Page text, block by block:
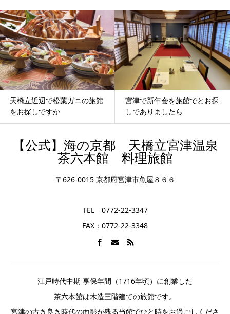
宮津で新年会を旅館でとお探
しでありましたら
天橋立で料理の美味しい旅
【公式】海の京都 天橋立宮津温泉
茶六本館 料理旅館
〒626-0015 京都府宮津市魚屋８６６
TEL 0772-22-3347
FAX：0772-22-3348
江戸時代中期 享保年間（1716年頃）に創業した
茶六本館は木造三階建ての旅館です。
宮津の古き良き時代の面影が残る当館でひと時をお過ごしくださ